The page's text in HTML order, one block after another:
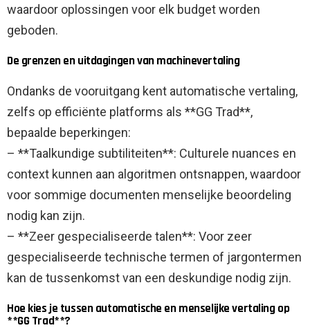
waardoor oplossingen voor elk budget worden
geboden.
De grenzen en uitdagingen van machinevertaling
Ondanks de vooruitgang kent automatische vertaling,
zelfs op efficiënte platforms als **GG Trad**,
bepaalde beperkingen:
– **Taalkundige subtiliteiten**: Culturele nuances en
context kunnen aan algoritmen ontsnappen, waardoor
voor sommige documenten menselijke beoordeling
nodig kan zijn.
– **Zeer gespecialiseerde talen**: Voor zeer
gespecialiseerde technische termen of jargontermen
kan de tussenkomst van een deskundige nodig zijn.
Hoe kies je tussen automatische en menselijke vertaling op
**GG Trad**?